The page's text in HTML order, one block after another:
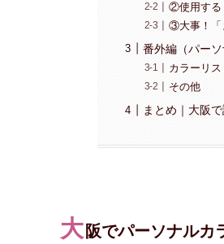
②使用する
③大事！「
番外編（パー
カラーリス
その他
まとめ｜大阪
大 阪でパーソナルカ